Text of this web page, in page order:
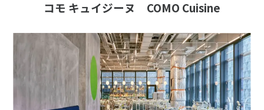
コモ キュイジーヌ COMO Cuisine